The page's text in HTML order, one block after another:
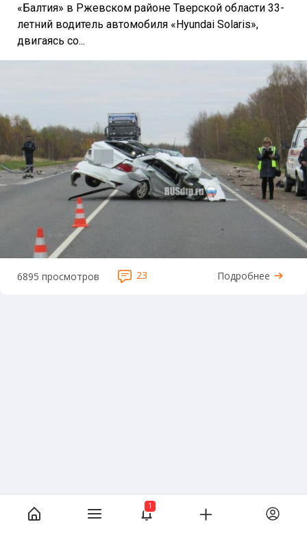
«Балтия» в Ржевском районе Тверской области 33-
летний водитель автомобиля «Hyundai Solaris»,
двигаясь со...
6895 просмотров 23 Подробнее
1